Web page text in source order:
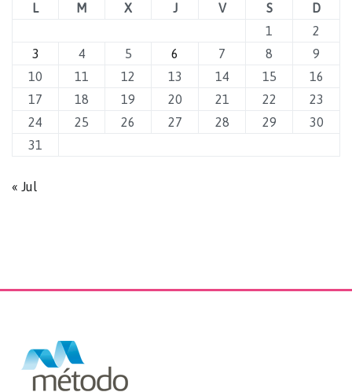
L
M X J V S
D
1
2
3
4 5 6 7 8
9
10
11 12 13 14 15
16
17
18 19 20 21 22
23
24
25 26 27 28 29
30
31
« Jul